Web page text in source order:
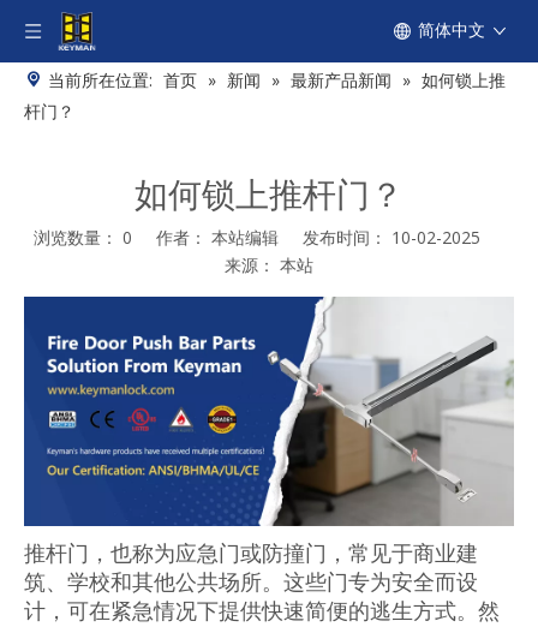
简体中文
当前所在位置: 首页 » 新闻 » 最新产品新闻 » 如何锁上推
杆门？
如何锁上推杆门？
浏览数量： 0 作者： 本站编辑 发布时间： 10-02-2025
来源： 本站
推杆门，也称为应急门或防撞门，常见于商业建
筑、学校和其他公共场所。这些门专为安全而设
计，可在紧急情况下提供快速简便的逃生方式。然